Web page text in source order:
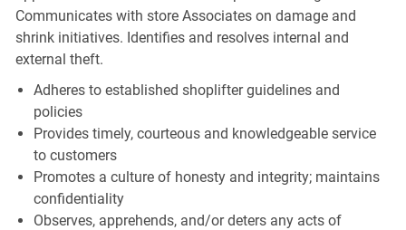
Communicates with store Associates on damage and
shrink initiatives. Identifies and resolves internal and
external theft.
Adheres to established shoplifter guidelines and
policies
Provides timely, courteous and knowledgeable service
to customers
Promotes a culture of honesty and integrity; maintains
confidentiality
Observes, apprehends, and/or deters any acts of